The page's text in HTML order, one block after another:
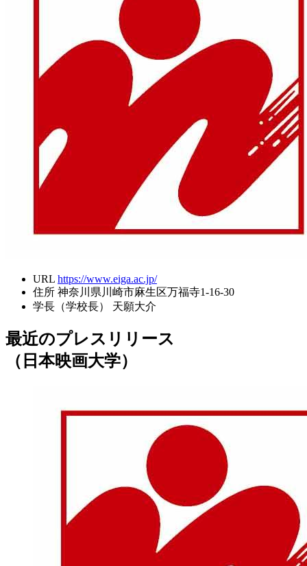
URL https://www.eiga.ac.jp/
住所 神奈川県川崎市麻生区万福寺1-16-30
学長（学校長）
天願大介
最近のプレスリリース
（日本映画大学）